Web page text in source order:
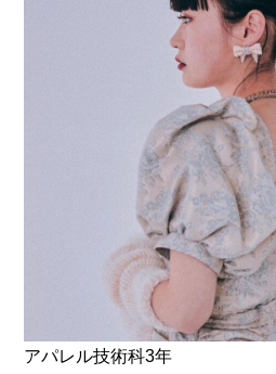
アパレル技術科3年